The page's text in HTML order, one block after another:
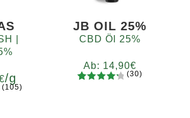
ewertung
|
/g
(105)
JB OIL 25%
CBD Öl 25%
Ab: 14,90€
(30)